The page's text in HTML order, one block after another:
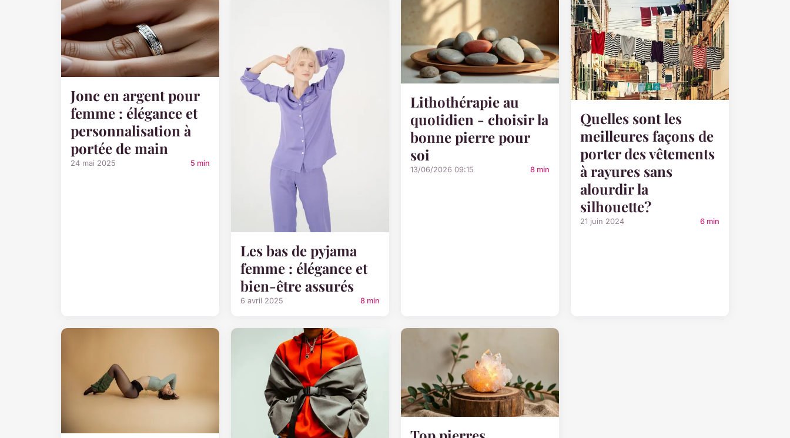
Jonc en argent pour
femme : élégance et
personnalisation à
portée de main
24 mai 2025 5 min
Les bas de pyjama
femme : élégance et
bien-être assurés
6 avril 2025 8 min
Lithothérapie au
quotidien - choisir la
bonne pierre pour
soi
13/06/2026 09:15 8 min
Quelles sont les
meilleures façons de
porter des vêtements
à rayures sans
alourdir la
silhouette?
21 juin 2024 6 min